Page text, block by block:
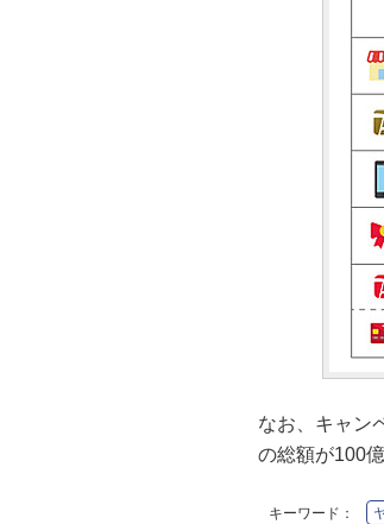
なお、キャン
の総額が100
キーワード：